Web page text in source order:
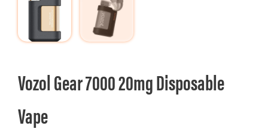
Vozol Gear 7000 20mg Disposable
Vape